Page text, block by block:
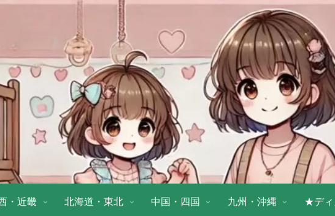
・近畿 北海道・東北 中国・四国 九州・沖縄 ★ディ